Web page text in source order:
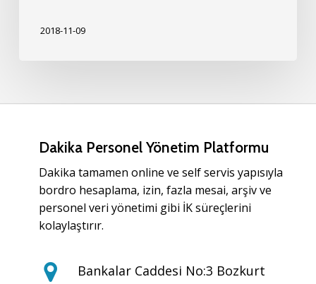
2018-11-09
Dakika Personel Yönetim Platformu
Dakika tamamen online ve self servis yapısıyla
bordro hesaplama, izin, fazla mesai, arşiv ve
personel veri yönetimi gibi İK süreçlerini
kolaylaştırır.
Bankalar Caddesi No:3 Bozkurt